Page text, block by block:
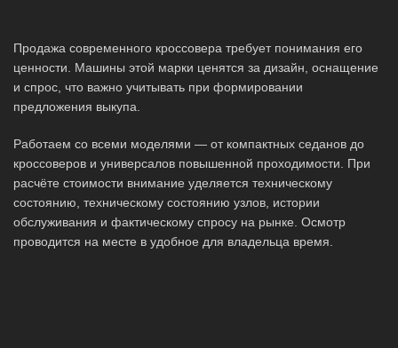
Продажа современного кроссовера требует понимания его
ценности. Машины этой марки ценятся за дизайн, оснащение
и спрос, что важно учитывать при формировании
предложения выкупа.
Работаем со всеми моделями — от компактных седанов до
кроссоверов и универсалов повышенной проходимости. При
расчёте стоимости внимание уделяется техническому
состоянию, техническому состоянию узлов, истории
обслуживания и фактическому спросу на рынке. Осмотр
проводится на месте в удобное для владельца время.